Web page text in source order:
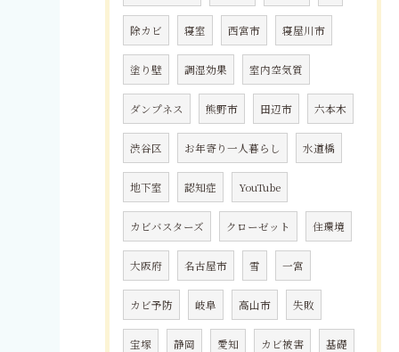
除カビ 寝室 西宮市 寝屋川市
塗り壁 調湿効果 室内空気質
ダンプネス 熊野市 田辺市 六本木
渋谷区 お年寄り一人暮らし 水道橋
地下室 認知症 YouTube
カビバスターズ クローゼット 住環境
大阪府 名古屋市 雪 一宮
カビ予防 岐阜 高山市 失敗
宝塚 静岡 愛知 カビ被害 基礎